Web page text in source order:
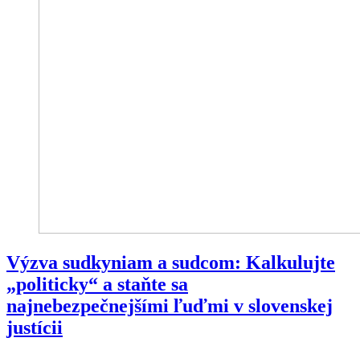
Výzva sudkyniam a sudcom: Kalkulujte
„politicky“ a staňte sa
najnebezpečnejšími ľuďmi v slovenskej
justícii